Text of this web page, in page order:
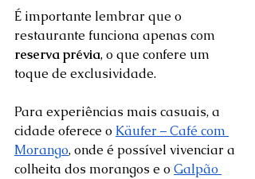
É importante lembrar que o
restaurante funciona apenas com
reserva prévia, o que confere um
toque de exclusividade.
Para experiências mais casuais, a
cidade oferece o Käufer – Café com
Morango, onde é possível vivenciar a
colheita dos morangos e o Galpão